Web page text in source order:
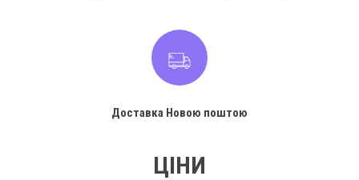
Доставка Новою поштою
ЦІНИ